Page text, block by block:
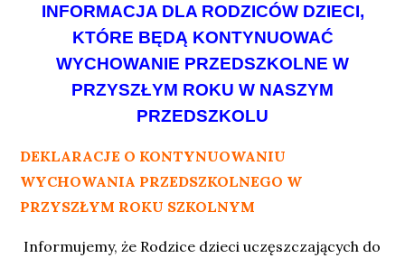
INFORMACJA DLA RODZICÓW DZIECI,
KTÓRE BĘDĄ KONTYNUOWAĆ
WYCHOWANIE PRZEDSZKOLNE W
PRZYSZŁYM ROKU W NASZYM
PRZEDSZKOLU
DEKLARACJE O KONTYNUOWANIU
WYCHOWANIA PRZEDSZKOLNEGO W
PRZYSZŁYM ROKU SZKOLNYM
Informujemy, że Rodzice dzieci uczęszczających do